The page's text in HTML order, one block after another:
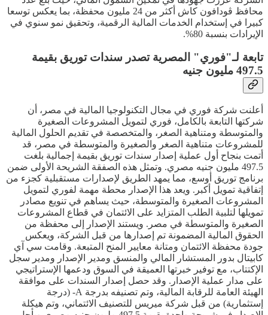
محافظ ڤودافون كاش أكثر من 24 مليون محفظة، بما يعكس توسعا
كبيرا في إستخدام الخدمات المالية الرقمية، وتحقيق نمو سنوي في
الإيرادات بنسبة 80%.
تابعة لـ"فوري" المصرية تصدر سندات توريق بقيمة
497.5 مليون جنيه
أعلنت شركة فوري في مجال التكنولوجيا المالية في مصر، أن
شركتها التابعة بالكامل، فوري لتمويل المشروعات الصغيرة
والمتوسطة ومتناهية الصغر، والمتخصصة في تقديم الحلول المالية
للمشروعات متناهية الصغر والصغيرة والمتوسطة في مصر، قد
أتمت بنجاح أول عملية إصدار سندات توريق بقيمة إجمالية بلغت
497.5 مليون جنيه مصري. وتمثل هذه الصفقة الشريحة الأولى ضمن
برنامج توريق أوسع، مما يمهد الطريق لإصدارات مستقبلية كجزء من
إتفاقية تمويل أكبر. ويعد هذا الإصدار محطة مهمة لفوري لتمويل
المشروعات الصغيرة والمتوسطة، حيث يساهم في تنويع مصادر
تمويلها لتلبية الطلب المتزايد على الائتمان في قطاع المشروعات
الصغيرة والمتوسطة في مصر. ويستند الإصدار إلى محفظة من
الحقوق المالية المضمونة تم إصدارها من قبل الشركة، ويعكس
جودة محفظة الائتمان ومتانة معايير المنح المتبعة. وقامت سي آي
كابيتال بدور المستشار المالي والمنسق ومدير الإصدار ومدير سجل
الإكتتاب، مع توفير خبرتها العميقة في السوق ودعمها الإستراتيجي
على مدار عملية الإصدار. وقد حصل إصدار السندات على موافقة
الهيئة العامة للرقابة المالية، وتم تصنيفه بدرجة A- (درجة
إستثمارية) من قبل شركة ميريس للتصنيف الائتماني، وتم هيكلة